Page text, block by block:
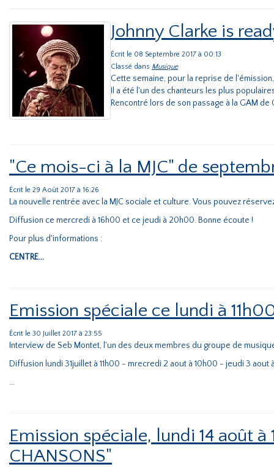
Johnny Clarke is
Écrit le 08 Septembre 2017 à 00:13
Classé dans Musique
Cette semaine, pour la reprise de
Il a été l'un des chanteurs les plus
Rencontré lors de son passage à la GAM de
"Ce mois-ci à la MJC" de
Écrit le 29 Août 2017 à 16:26
La nouvelle rentrée avec la MJC sociale et culture. Vous pouvez
Diffusion ce mercredi à 16h00 et ce jeudi à 20h00. Bonne écoute !
Pour plus d'informations :
CENTRE...
Emission spéciale ce lundi à
Écrit le 30 Juillet 2017 à 23:55
Interview de Seb Montet, l'un des deux membres du groupe de
Diffusion lundi 31juillet à 11h00 - mrecredi 2 aout à 10h00 - jeudi 3
...
Emission spéciale, lundi 14 août
CHANSONS"